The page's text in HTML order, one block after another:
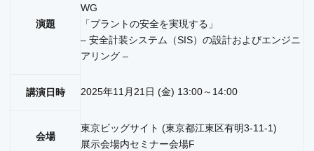
演題
WG
「プラントの安全を実現する」
– 安全計装システム（SIS）の設計およびエンジニ
アリング –
講演日時 2025年11月21日 (金) 13:00～14:00
会場
東京ビッグサイト (東京都江東区有明3-11-1)
展示会場内セミナー会場F